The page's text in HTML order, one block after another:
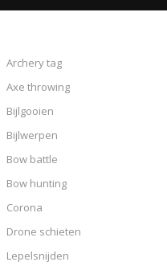
Archery tag
Axe throwing
Bijlgooien
Bijlwerpen
Bow battle
Bow hunting
Corona
Drone schieten
Lepelsnijden